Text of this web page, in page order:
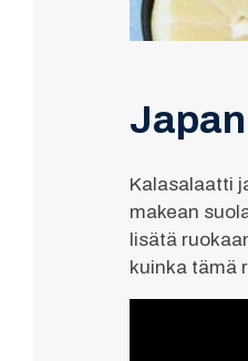
Kalasalaatti
makean
lisätä
kuinka tämä